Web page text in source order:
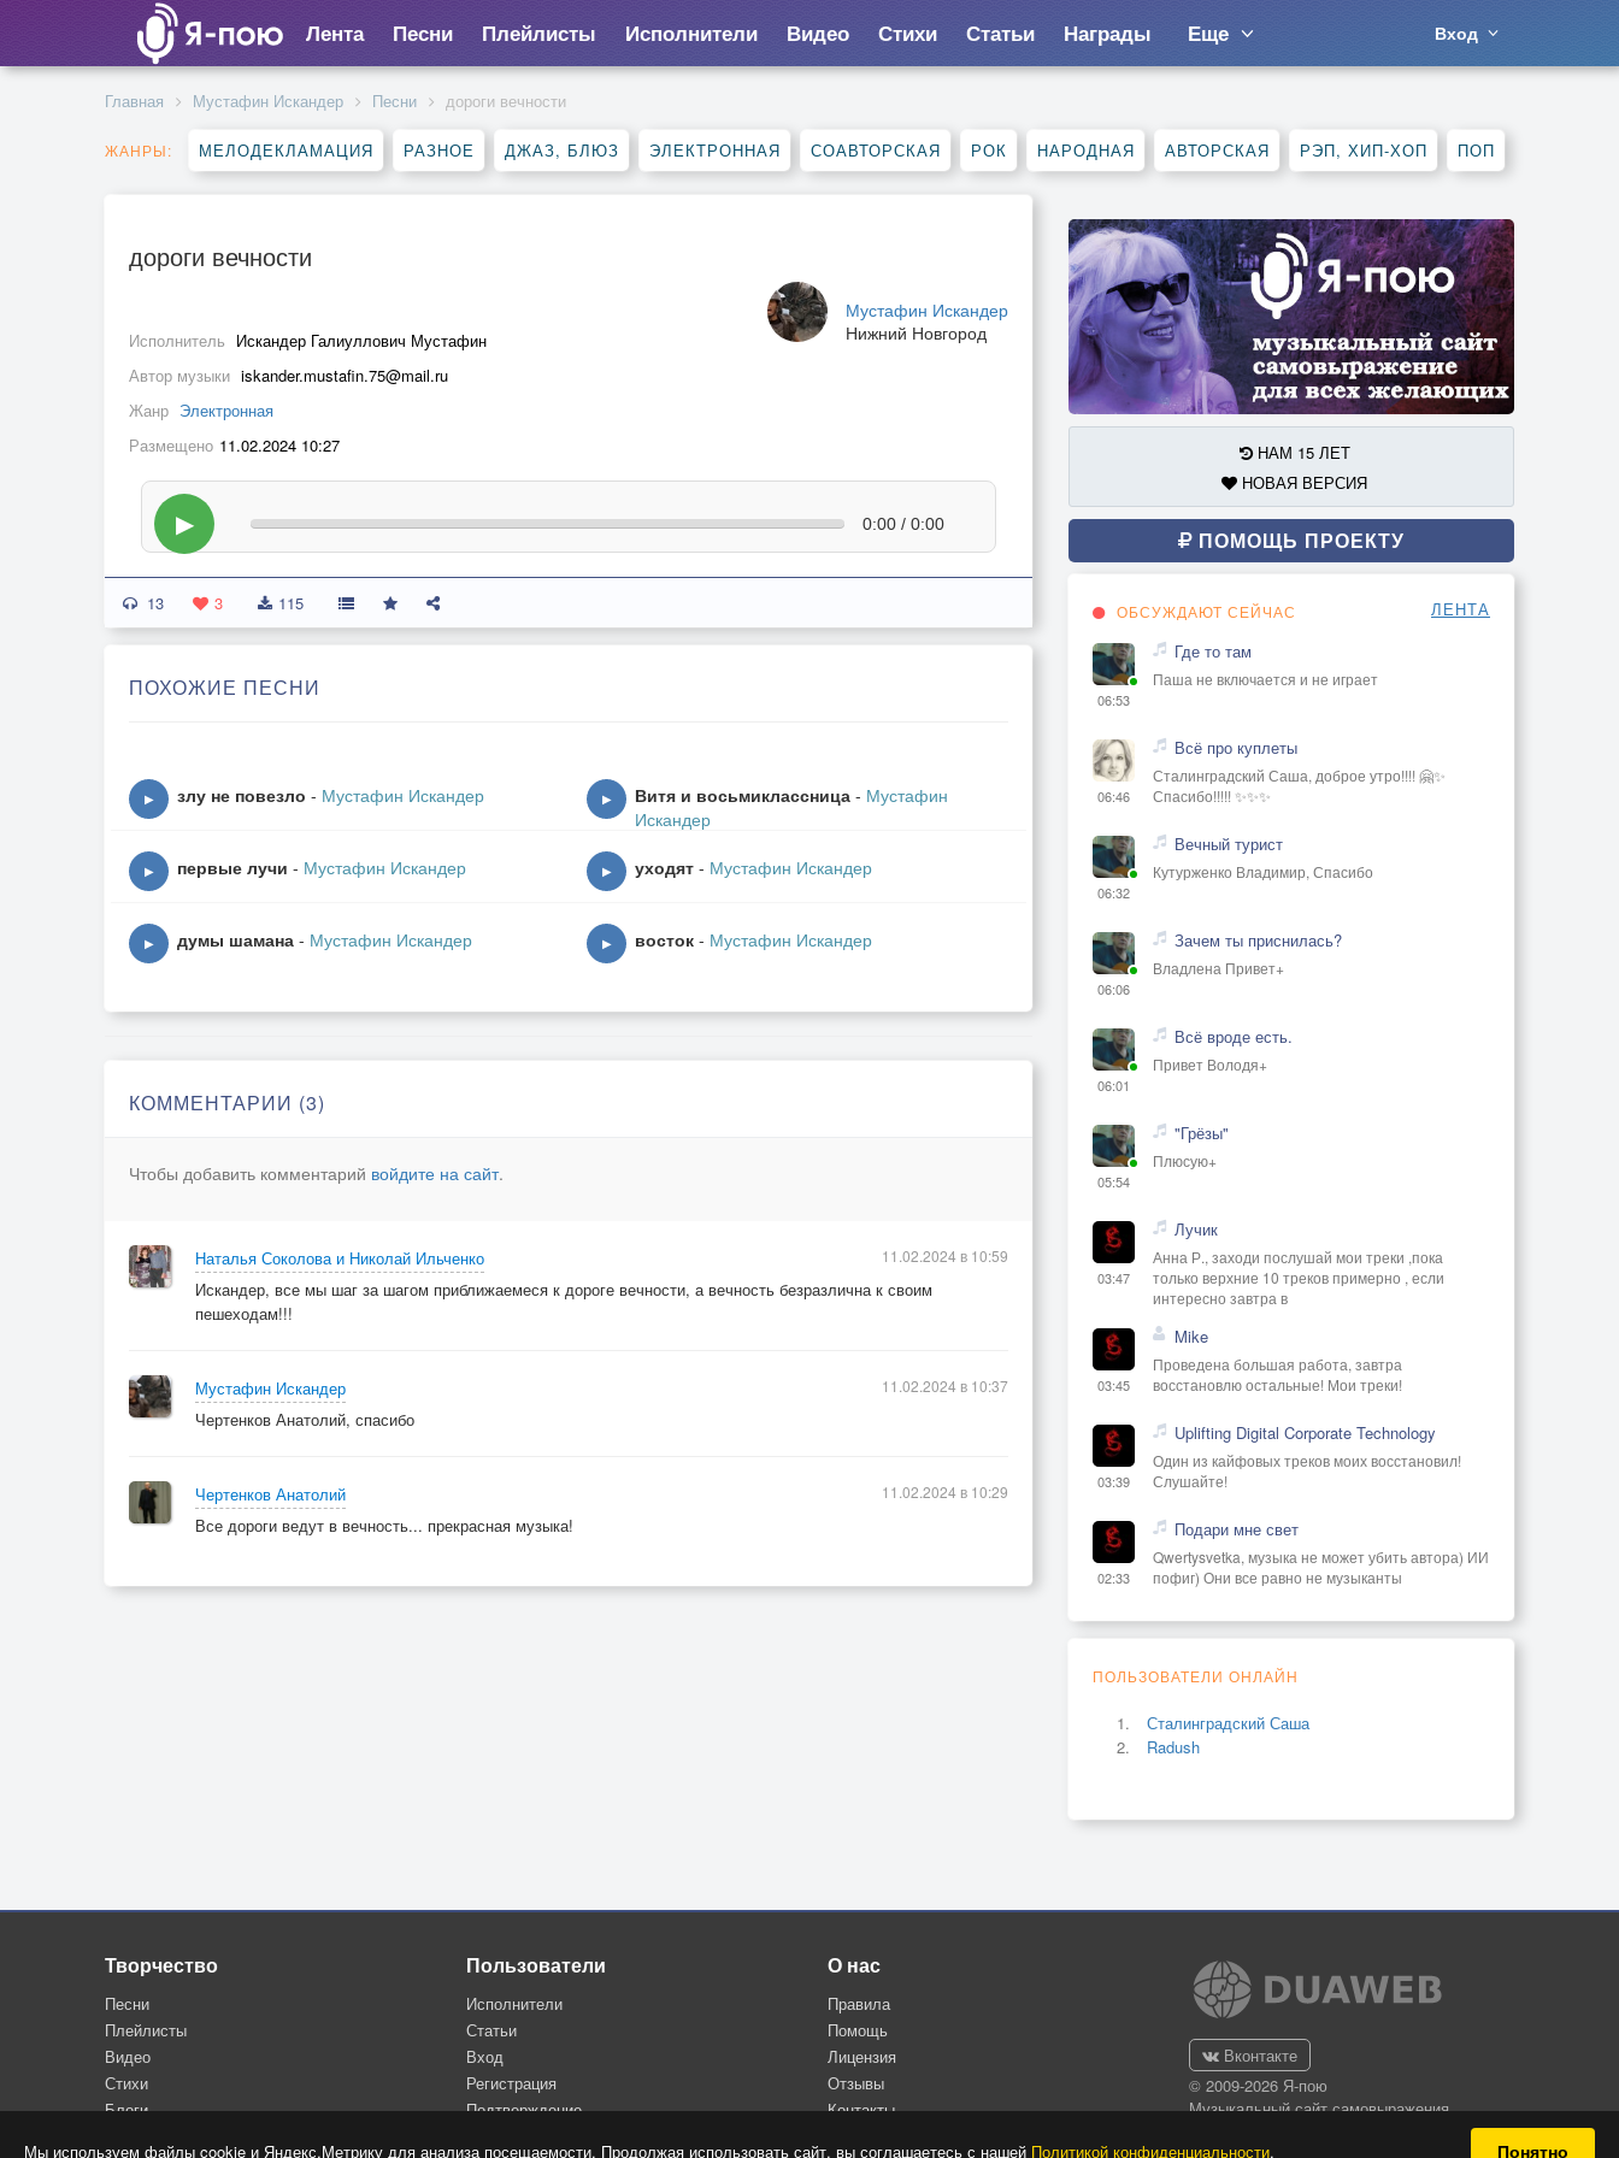
Мы используем файлы cookie и Яндекс.Метрику для анализа посещаемости. Продолжая использовать сайт, вы соглашаетесь с нашей Политикой конфиденциальности. Понятно
Лента Песни Плейлисты Исполнители Видео Стихи Статьи Награды Еще Вход
Главная Мустафин Искандер Песни дороги вечности
ЖАНРЫ: МЕЛОДЕКЛАМАЦИЯ РАЗНОЕ ДЖАЗ, БЛЮЗ ЭЛЕКТРОННАЯ СОАВТОРСКАЯ РОК НАРОДНАЯ АВТОРСКАЯ РЭП, ХИП-ХОП ПОП
дороги вечности
Мустафин Искандер
Нижний Новгород
Исполнитель Искандер Галиуллович Мустафин
Автор музыки iskander.mustafin.75@mail.ru
Жанр Электронная
Размещено 11.02.2024 10:27
▶ 0:00 / 0:00
13 3 115
ПОХОЖИЕ ПЕСНИ
▶ злу не повезло - Мустафин Искандер ▶ Витя и восьмиклассница - Мустафин
Искандер
▶ первые лучи - Мустафин Искандер ▶ уходят - Мустафин Искандер
▶ думы шамана - Мустафин Искандер ▶ восток - Мустафин Искандер
КОММЕНТАРИИ (3)
Чтобы добавить комментарий войдите на сайт.
Наталья Соколова и Николай Ильченко
Искандер, все мы шаг за шагом приближаемеся к дороге вечности, а вечность безразлична к своим
пешеходам!!!
11.02.2024 в 10:59
Мустафин Искандер
Чертенков Анатолий, спасибо
11.02.2024 в 10:37
Чертенков Анатолий
Все дороги ведут в вечность... прекрасная музыка!
11.02.2024 в 10:29
НАМ 15 ЛЕТ
НОВАЯ ВЕРСИЯ
ПОМОЩЬ ПРОЕКТУ
ОБСУЖДАЮТ СЕЙЧАС ЛЕНТА
06:53
Где то там
Паша не включается и не играет
06:46
Всё про куплеты
Сталинградский Саша, доброе утро!!!! 🤗✨
Спасибо!!!!! ✨✨✨
06:32
Вечный турист
Кутурженко Владимир, Спасибо
06:06
Зачем ты приснилась?
Владлена Привет+
06:01
Всё вроде есть.
Привет Володя+
05:54
"Грёзы"
Плюсую+
03:47
Лучик
Анна Р., заходи послушай мои треки ,пока
только верхние 10 треков примерно , если
интересно завтра в
03:45
Mike
Проведена большая работа, завтра
восстановлю остальные! Мои треки!
03:39
Uplifting Digital Corporate Technology
Один из кайфовых треков моих восстановил!
Слушайте!
02:33
Подари мне свет
Qwertysvetka, музыка не может убить автора) ИИ
пофиг) Они все равно не музыканты
ПОЛЬЗОВАТЕЛИ ОНЛАЙН
Сталинградский Саша
Radush
Творчество
Песни
Плейлисты
Видео
Стихи
Блоги
Пользователи
Исполнители
Статьи
Вход
Регистрация
Подтверждение
О нас
Правила
Помощь
Лицензия
Отзывы
Контакты
Вконтакте
© 2009-2026 Я-пою
Музыкальный сайт самовыражения